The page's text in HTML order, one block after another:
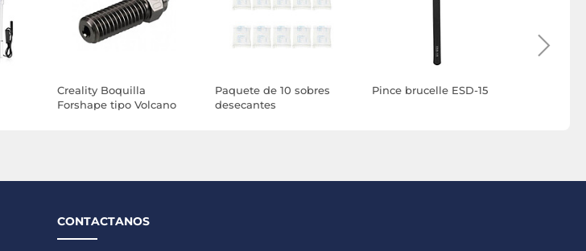
Creality Boquilla
Forshape tipo Volcano
Paquete de 10 sobres
desecantes
Pince brucelle ESD-15
CONTACTANOS